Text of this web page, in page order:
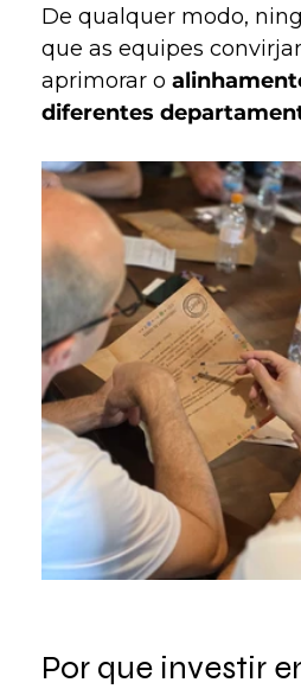
De qualquer modo,
que as equipes
aprimorar o
diferentes
Por que investir